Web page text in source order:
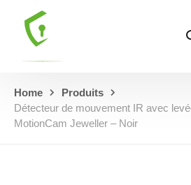
Home
Produits
Détecteur de mouvement IR avec
MotionCam Jeweller – Noir